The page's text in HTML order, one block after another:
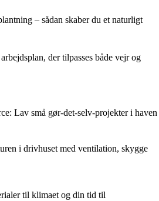
– sådan skaber du et naturligt
der tilpasses både vejr og
Lav små gør-det-selv-projekter i haven
i drivhuset med ventilation, skygge
til klimaet og din tid til